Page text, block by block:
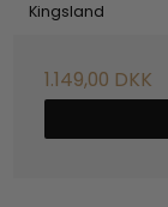
Kingsland
1.149,00 DKK